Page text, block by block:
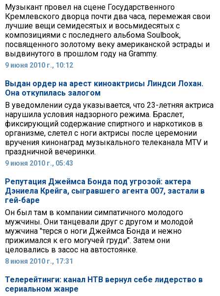
Музыкант провел на сцене Государственного
Кремлевского дворца почти два часа, перемежая свои
лучшие вещи семидесятых и восьмидесятых с
композициями с последнего альбома Soulbook,
посвященного золотому веку американской эстрады и
выдвинутого в прошлом году на Grammy.
9 июня 2010 г., 10:12
Выдан ордер на арест киноактрисы Линдси Лохан.
Она откупилась залогом
В уведомлении суда указывается, что 23-летняя актриса
нарушила условия надзорного режима. Браслет,
фиксирующий содержание спиртного и наркотиков в
организме, слетел с ноги актрисы после церемонии
вручения кинонаград музыкального телеканала MTV и
праздничной вечеринки.
9 июня 2010 г., 05:43
Репутация Джеймса Бонда под угрозой: актера
Дэниела Крейга, сыгравшего агента 007, застали в
гей-баре
Он был там в компании симпатичного молодого
мужчины. Они танцевали друг с другом и молодой
мужчина "терся о ноги Джеймса Бонда и нежно
прижимался к его могучей груди". Затем они
целовались в засос на автостоянке.
8 июня 2010 г., 17:31
Телерейтинги: канал НТВ вернул себе лидерство в
сериальном жанре